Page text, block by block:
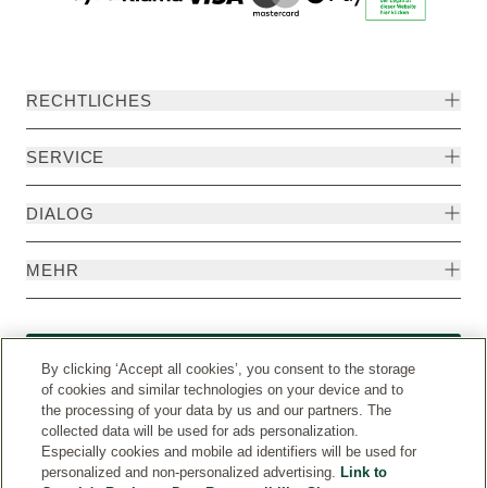
RECHTLICHES
SERVICE
DIALOG
MEHR
By clicking ‘Accept all cookies’, you consent to the storage
of cookies and similar technologies on your device and to
the processing of your data by us and our partners. The
collected data will be used for ads personalization.
Especially cookies and mobile ad identifiers will be used for
personalized and non-personalized advertising. Link to